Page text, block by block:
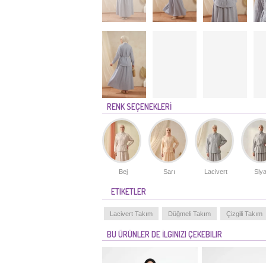
RENK SEÇENEKLERİ
Bej Sarı Lacivert
ETIKETLER
Lacivert Takım Düğmeli Takım Çizgili Takım
BU ÜRÜNLER DE İLGINIZI ÇEKEBILIR